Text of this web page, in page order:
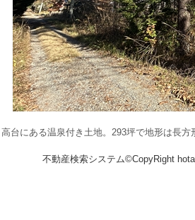
高台にある温泉付き土地。293坪で地形は長
不動産検索システム©CopyRight